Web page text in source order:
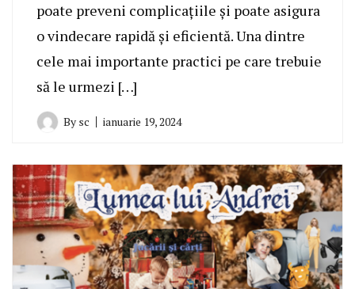
poate preveni complicațiile și poate asigura
o vindecare rapidă și eficientă. Una dintre
cele mai importante practici pe care trebuie
să le urmezi […]
By sc ianuarie 19, 2024